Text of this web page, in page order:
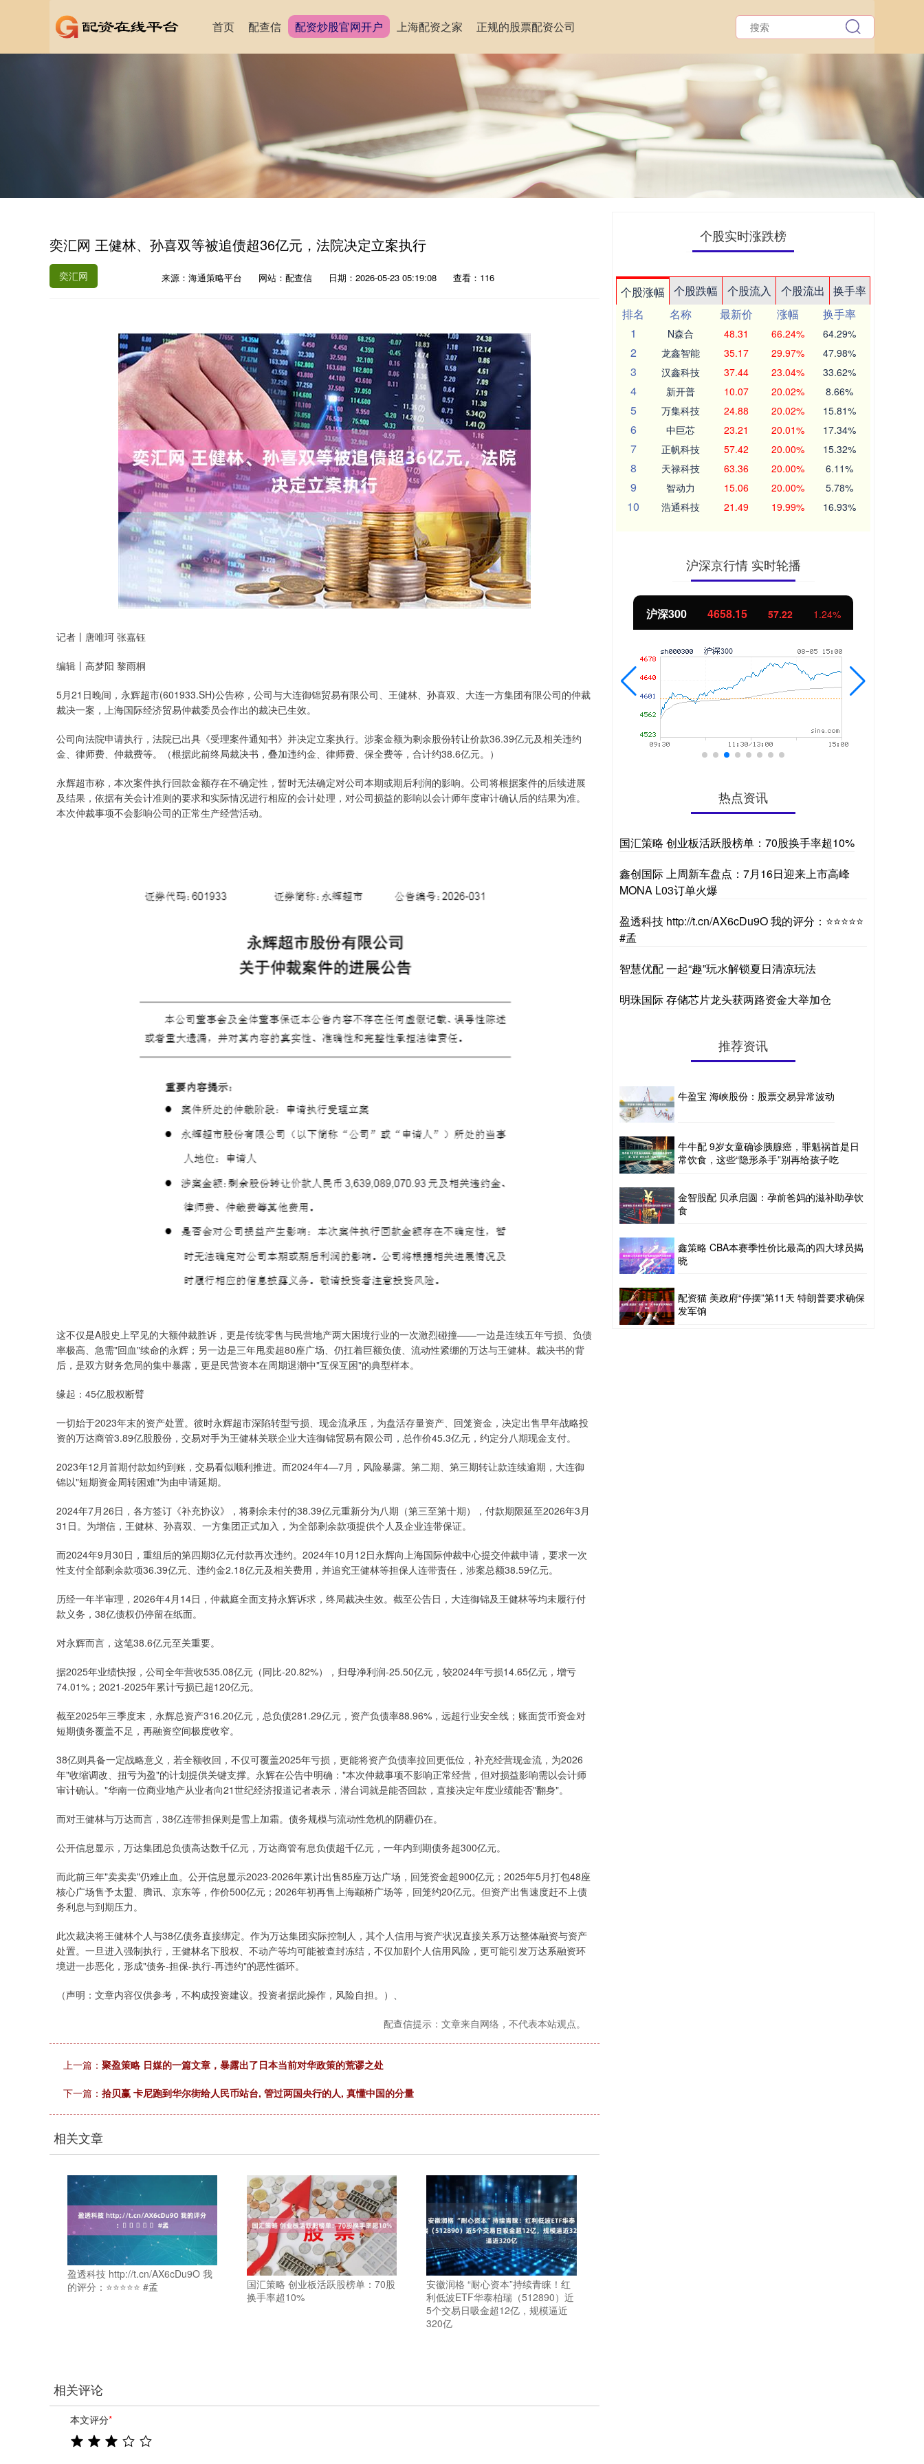
首页 配查信 配资炒股官网开户 上海配资之家 正规的股票配资公司
奕汇网 王健林、孙喜双等被追债超36亿元，法院决定立案执行
奕汇网 来源：海通策略平台 网站：配查信 日期：2026-05-23 05:19:08 查看：116
记者丨唐唯珂 张嘉钰
编辑丨高梦阳 黎雨桐
5月21日晚间，永辉超市(601933.SH)公告称，公司与大连御锦贸易有限公司、王健林、孙喜双、大连一方集团有限公司的仲裁
裁决一案，上海国际经济贸易仲裁委员会作出的裁决已生效。
公司向法院申请执行，法院已出具《受理案件通知书》并决定立案执行。涉案金额为剩余股份转让价款36.39亿元及相关违约
金、律师费、仲裁费等。（根据此前终局裁决书，叠加违约金、律师费、保全费等，合计约38.6亿元。）
永辉超市称，本次案件执行回款金额存在不确定性，暂时无法确定对公司本期或期后利润的影响。公司将根据案件的后续进展
及结果，依据有关会计准则的要求和实际情况进行相应的会计处理，对公司损益的影响以会计师年度审计确认后的结果为准。
本次仲裁事项不会影响公司的正常生产经营活动。
这不仅是A股史上罕见的大额仲裁胜诉，更是传统零售与民营地产两大困境行业的一次激烈碰撞——一边是连续五年亏损、负债
率极高、急需"回血"续命的永辉；另一边是三年甩卖超80座广场、仍扛着巨额负债、流动性紧绷的万达与王健林。裁决书的背
后，是双方财务危局的集中暴露，更是民营资本在周期退潮中"互保互困"的典型样本。
缘起：45亿股权断臂
一切始于2023年末的资产处置。彼时永辉超市深陷转型亏损、现金流承压，为盘活存量资产、回笼资金，决定出售早年战略投
资的万达商管3.89亿股股份，交易对手为王健林关联企业大连御锦贸易有限公司，总作价45.3亿元，约定分八期现金支付。
2023年12月首期付款如约到账，交易看似顺利推进。而2024年4—7月，风险暴露。第二期、第三期转让款连续逾期，大连御
锦以"短期资金周转困难"为由申请延期。
2024年7月26日，各方签订《补充协议》，将剩余未付的38.39亿元重新分为八期（第三至第十期），付款期限延至2026年3月
31日。为增信，王健林、孙喜双、一方集团正式加入，为全部剩余款项提供个人及企业连带保证。
而2024年9月30日，重组后的第四期3亿元付款再次违约。2024年10月12日永辉向上海国际仲裁中心提交仲裁申请，要求一次
性支付全部剩余款项36.39亿元、违约金2.18亿元及相关费用，并追究王健林等担保人连带责任，涉案总额38.59亿元。
历经一年半审理，2026年4月14日，仲裁庭全面支持永辉诉求，终局裁决生效。截至公告日，大连御锦及王健林等均未履行付
款义务，38亿债权仍停留在纸面。
对永辉而言，这笔38.6亿元至关重要。
据2025年业绩快报，公司全年营收535.08亿元（同比-20.82%），归母净利润-25.50亿元，较2024年亏损14.65亿元，增亏
74.01%；2021-2025年累计亏损已超120亿元。
截至2025年三季度末，永辉总资产316.20亿元，总负债281.29亿元，资产负债率88.96%，远超行业安全线；账面货币资金对
短期债务覆盖不足，再融资空间极度收窄。
38亿则具备一定战略意义，若全额收回，不仅可覆盖2025年亏损，更能将资产负债率拉回更低位，补充经营现金流，为2026
年"收缩调改、扭亏为盈"的计划提供关键支撑。永辉在公告中明确："本次仲裁事项不影响正常经营，但对损益影响需以会计师
审计确认。"华南一位商业地产从业者向21世纪经济报道记者表示，潜台词就是能否回款，直接决定年度业绩能否"翻身"。
而对王健林与万达而言，38亿连带担保则是雪上加霜。债务规模与流动性危机的阴霾仍在。
公开信息显示，万达集团总负债高达数千亿元，万达商管有息负债超千亿元，一年内到期债务超300亿元。
而此前三年"卖卖卖"仍难止血。公开信息显示2023-2026年累计出售85座万达广场，回笼资金超900亿元；2025年5月打包48座
核心广场售予太盟、腾讯、京东等，作价500亿元；2026年初再售上海颛桥广场等，回笼约20亿元。但资产出售速度赶不上债
务利息与到期压力。
此次裁决将王健林个人与38亿债务直接绑定。作为万达集团实际控制人，其个人信用与资产状况直接关系万达整体融资与资产
处置。一旦进入强制执行，王健林名下股权、不动产等均可能被查封冻结，不仅加剧个人信用风险，更可能引发万达系融资环
境进一步恶化，形成"债务-担保-执行-再违约"的恶性循环。
（声明：文章内容仅供参考，不构成投资建议。投资者据此操作，风险自担。）、
配查信提示：文章来自网络，不代表本站观点。
上一篇： 聚盈策略 日媒的一篇文章，暴露出了日本当前对华政策的荒谬之处
下一篇： 拾贝赢 卡尼跑到华尔街给人民币站台, 管过两国央行的人, 真懂中国的分量
相关文章
盈透科技 http://t.cn/AX6cDu9O 我
的评分：⭐⭐⭐⭐⭐ #孟
国汇策略 创业板活跃股榜单：70股
换手率超10%
安徽润格 “耐心资本”持续青睐！红
利低波ETF华泰柏瑞（512890）近
5个交易日吸金超12亿，规模逼近
320亿
相关评论
本文评分*
个股实时涨跌榜
个股涨幅 个股跌幅 个股流入 个股流出
换手率
排名
名称 最新价 涨幅
换手率
1
N森合 48.31 66.24% 64.29%
2 龙鑫智能 35.17 29.97% 47.98%
3 汉鑫科技 37.44 23.04% 33.62%
4 新开普 10.07 20.02% 8.66%
5 万集科技 24.88 20.02% 15.81%
6 中巨芯 23.21 20.01% 17.34%
7 正帆科技 57.42 20.00% 15.32%
8 天禄科技 63.36 20.00% 6.11%
9 智动力 15.06 20.00% 5.78%
10 浩通科技 21.49 19.99% 16.93%
沪深京行情 实时轮播
深证成指 14144.20 沪深300 4658.15 北证50 1119.46 25.97 2.38%
热点资讯
国汇策略 创业板活跃股榜单：70股换手率超10%
鑫创国际 上周新车盘点：7月16日迎来上市高峰
MONA L03订单火爆
盈透科技 http://t.cn/AX6cDu9O 我的评分：⭐⭐⭐⭐⭐
#孟
智慧优配 一起“趣”玩水解锁夏日清凉玩法
明珠国际 存储芯片龙头获两路资金大举加仓
推荐资讯
牛盈宝 海峡股份：股票交易异常波动
牛牛配 9岁女童确诊胰腺癌，罪魁祸首是日
常饮食，这些“隐形杀手”别再给孩子吃
金智股配 贝承启圆：孕前爸妈的滋补助孕饮
食
鑫策略 CBA本赛季性价比最高的四大球员揭
晓
配资猫 美政府“停摆”第11天 特朗普要求确保
发军饷